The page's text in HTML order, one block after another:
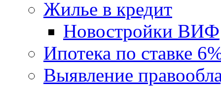
Жилье в кредит
Новостройки ВИФ
Ипотека по ставке
Выявление